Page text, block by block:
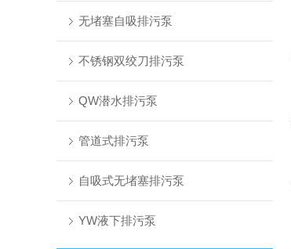
无堵塞自吸排污泵
不锈钢双绞刀排污泵
QW潜水排污泵
管道式排污泵
自吸式无堵塞排污泵
YW液下排污泵